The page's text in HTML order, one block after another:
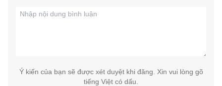
Ý kiến của bạn sẽ được xét duyệt khi đăng. Xin vui lòng gõ
tiếng Việt có dấu.